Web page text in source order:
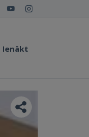
Ienākt